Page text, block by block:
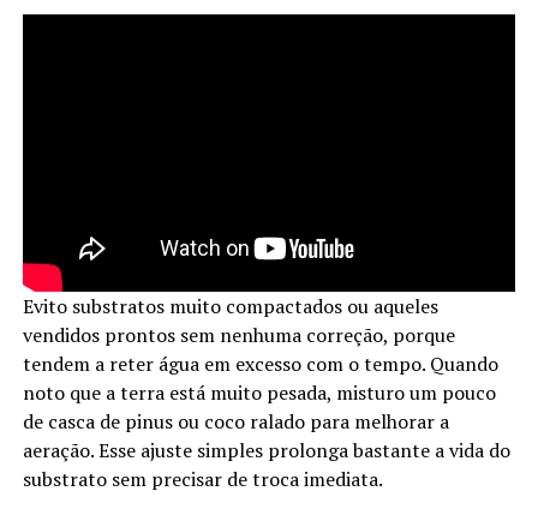
Evito substratos muito compactados ou aqueles
vendidos prontos sem nenhuma correção, porque
tendem a reter água em excesso com o tempo. Quando
noto que a terra está muito pesada, misturo um pouco
de casca de pinus ou coco ralado para melhorar a
aeração. Esse ajuste simples prolonga bastante a vida do
substrato sem precisar de troca imediata.